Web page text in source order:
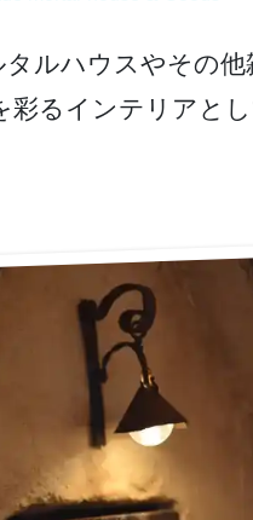
ルハウスやその他
彩るインテリアと